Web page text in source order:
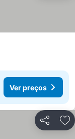
Ver preços
Partilhar